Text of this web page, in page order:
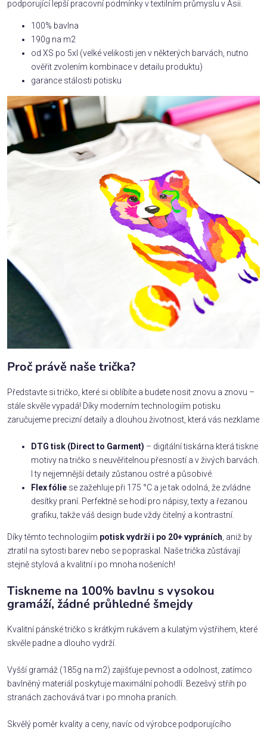
podporující lepší pracovní podmínky v textilním průmyslu v Asii.
100% bavlna
190g na m2
od XS po 5xl (velké velikosti jen v některých barvách, nutno
ověřit zvolením kombinace v detailu produktu)
garance stálosti potisku
Proč právě naše trička?
Představte si tričko, které si oblíbíte a budete nosit znovu a znovu –
stále skvěle vypadá! Díky moderním technologiím potisku
zaručujeme precizní detaily a dlouhou životnost, která vás nezklame
DTG tisk (Direct to Garment) – digitální tiskárna která tiskne
motivy na tričko s neuvěřitelnou přesností a v živých barvách.
I ty nejjemnější detaily zůstanou ostré a působivé.
Flex fólie se zažehluje při 175 °C a je tak odolná, že zvládne
desítky praní. Perfektně se hodí pro nápisy, texty a řezanou
grafiku, takže váš design bude vždy čitelný a kontrastní.
Díky těmto technologiím potisk vydrží i po 20+ vypráních, aniž by
ztratil na sytosti barev nebo se popraskal. Naše trička zůstávají
stejně stylová a kvalitní i po mnoha nošeních!
Tiskneme na 100% bavlnu s vysokou
gramáží, žádné průhledné šmejdy
Kvalitní pánské tričko s krátkým rukávem a kulatým výstřihem, které
skvěle padne a dlouho vydrží.
Vyšší gramáž (185g na m2) zajišťuje pevnost a odolnost, zatímco
bavlněný materiál poskytuje maximální pohodlí. Bezešvý střih po
stranách zachovává tvar i po mnoha praních.
Skvělý poměr kvality a ceny, navíc od výrobce podporujícího